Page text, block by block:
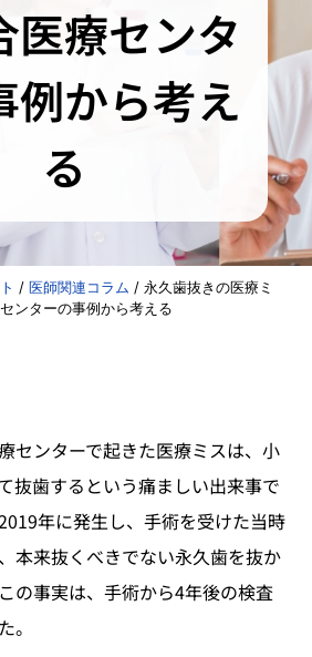
医療センタ
例から考え
る
/ 医師関連コラム / 永久歯抜きの医療ミ
ンターの事例から考える
センターで起きた医療ミスは、小
抜歯するという痛ましい出来事で
年に発生し、手術を受けた当時
本来抜くべきでない永久歯を抜か
の事実は、手術から4年後の検査
。